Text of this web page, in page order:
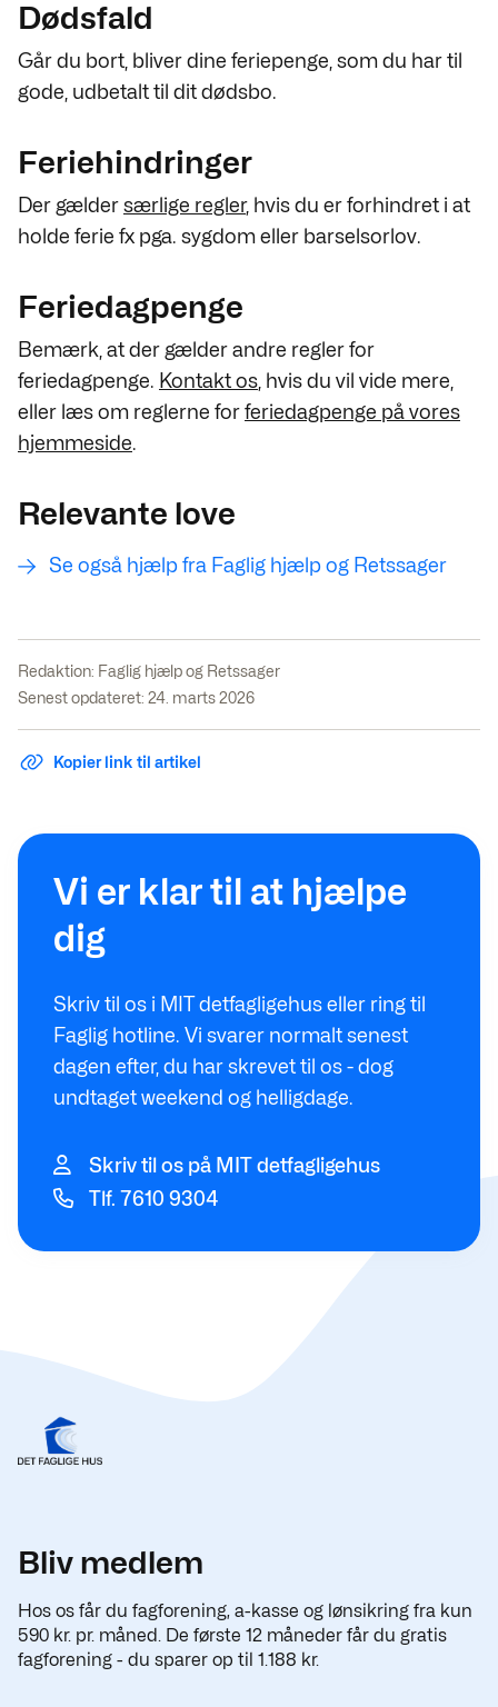
Dødsfald
Går du bort, bliver dine feriepenge, som du har til
gode, udbetalt til dit dødsbo.
Feriehindringer
Der gældersærlige regler, hvis du er forhindret i at
holde ferie fx pga. sygdom eller barselsorlov.
Feriedagpenge
Bemærk, at der gælder andre regler for
feriedagpenge. Kontakt os , hvis du vil vide mere,
eller læs om reglerne forferiedagpenge på vores
hjemmeside.
Relevante love
Se også hjælp fra Faglig hjælp og Retssager
Redaktion: Faglig hjælp og Retssager
Senest opdateret: 24. marts 2026
Kopier link til artikel
Vi er klar til at hjælpe
dig
Skriv til os i MIT detfagligehus eller ring til
Faglig hotline. Vi svarer normalt senest
dagen efter, du har skrevet til os - dog
undtaget weekend og helligdage.
Skriv til os på MIT detfagligehus
Tlf. 7610 9304
Bliv medlem
Hos os får du fagforening, a-kasse og lønsikring fra kun
590 kr. pr. måned. De første 12 måneder får du gratis
fagforening - du sparer op til 1.188 kr.